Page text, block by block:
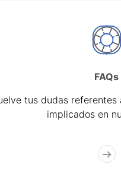
FAQs
tus dudas
implicados en